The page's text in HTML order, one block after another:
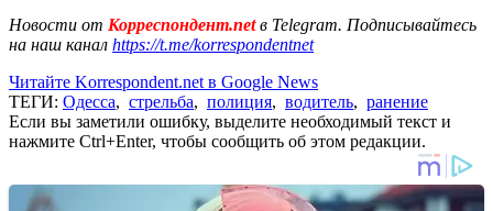
Новости от Корреспондент.netв Telegram. Подписывайтесь
на наш канал https://t.me/korrespondentnet
Читайте Korrespondent.net в Google News
ТЕГИ: Одесса, стрельба, полиция, водитель, ранение
Если вы заметили ошибку, выделите необходимый текст и
нажмите Ctrl+Enter, чтобы сообщить об этом редакции.